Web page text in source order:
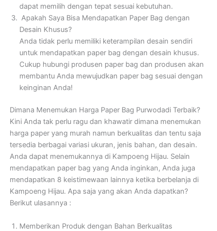
dapat memilih dengan tepat sesuai kebutuhan.
Apakah Saya Bisa Mendapatkan Paper Bag dengan
Desain Khusus?
Anda tidak perlu memiliki keterampilan desain sendiri
untuk mendapatkan paper bag dengan desain khusus.
Cukup hubungi produsen paper bag dan produsen akan
membantu Anda mewujudkan paper bag sesuai dengan
keinginan Anda!
Dimana Menemukan Harga Paper Bag Purwodadi Terbaik?
Kini Anda tak perlu ragu dan khawatir dimana menemukan
harga paper yang murah namun berkualitas dan tentu saja
tersedia berbagai variasi ukuran, jenis bahan, dan desain.
Anda dapat menemukannya di Kampoeng Hijau. Selain
mendapatkan paper bag yang Anda inginkan, Anda juga
mendapatkan 8 keistimewaan lainnya ketika berbelanja di
Kampoeng Hijau. Apa saja yang akan Anda dapatkan?
Berikut ulasannya :
Memberikan Produk dengan Bahan Berkualitas